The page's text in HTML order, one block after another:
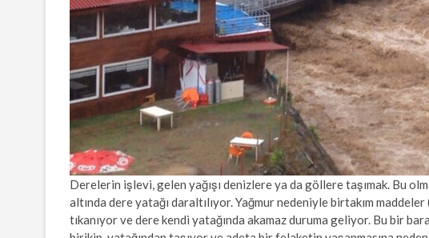
Derelerin işlevi, gelen yağışı denizlere ya da göllere taşımak. Bu
altında dere yatağı daraltılıyor. Yağmur nedeniyle birtakım
tıkanıyor ve dere kendi yatağında akamaz duruma geliyor. Bu bir